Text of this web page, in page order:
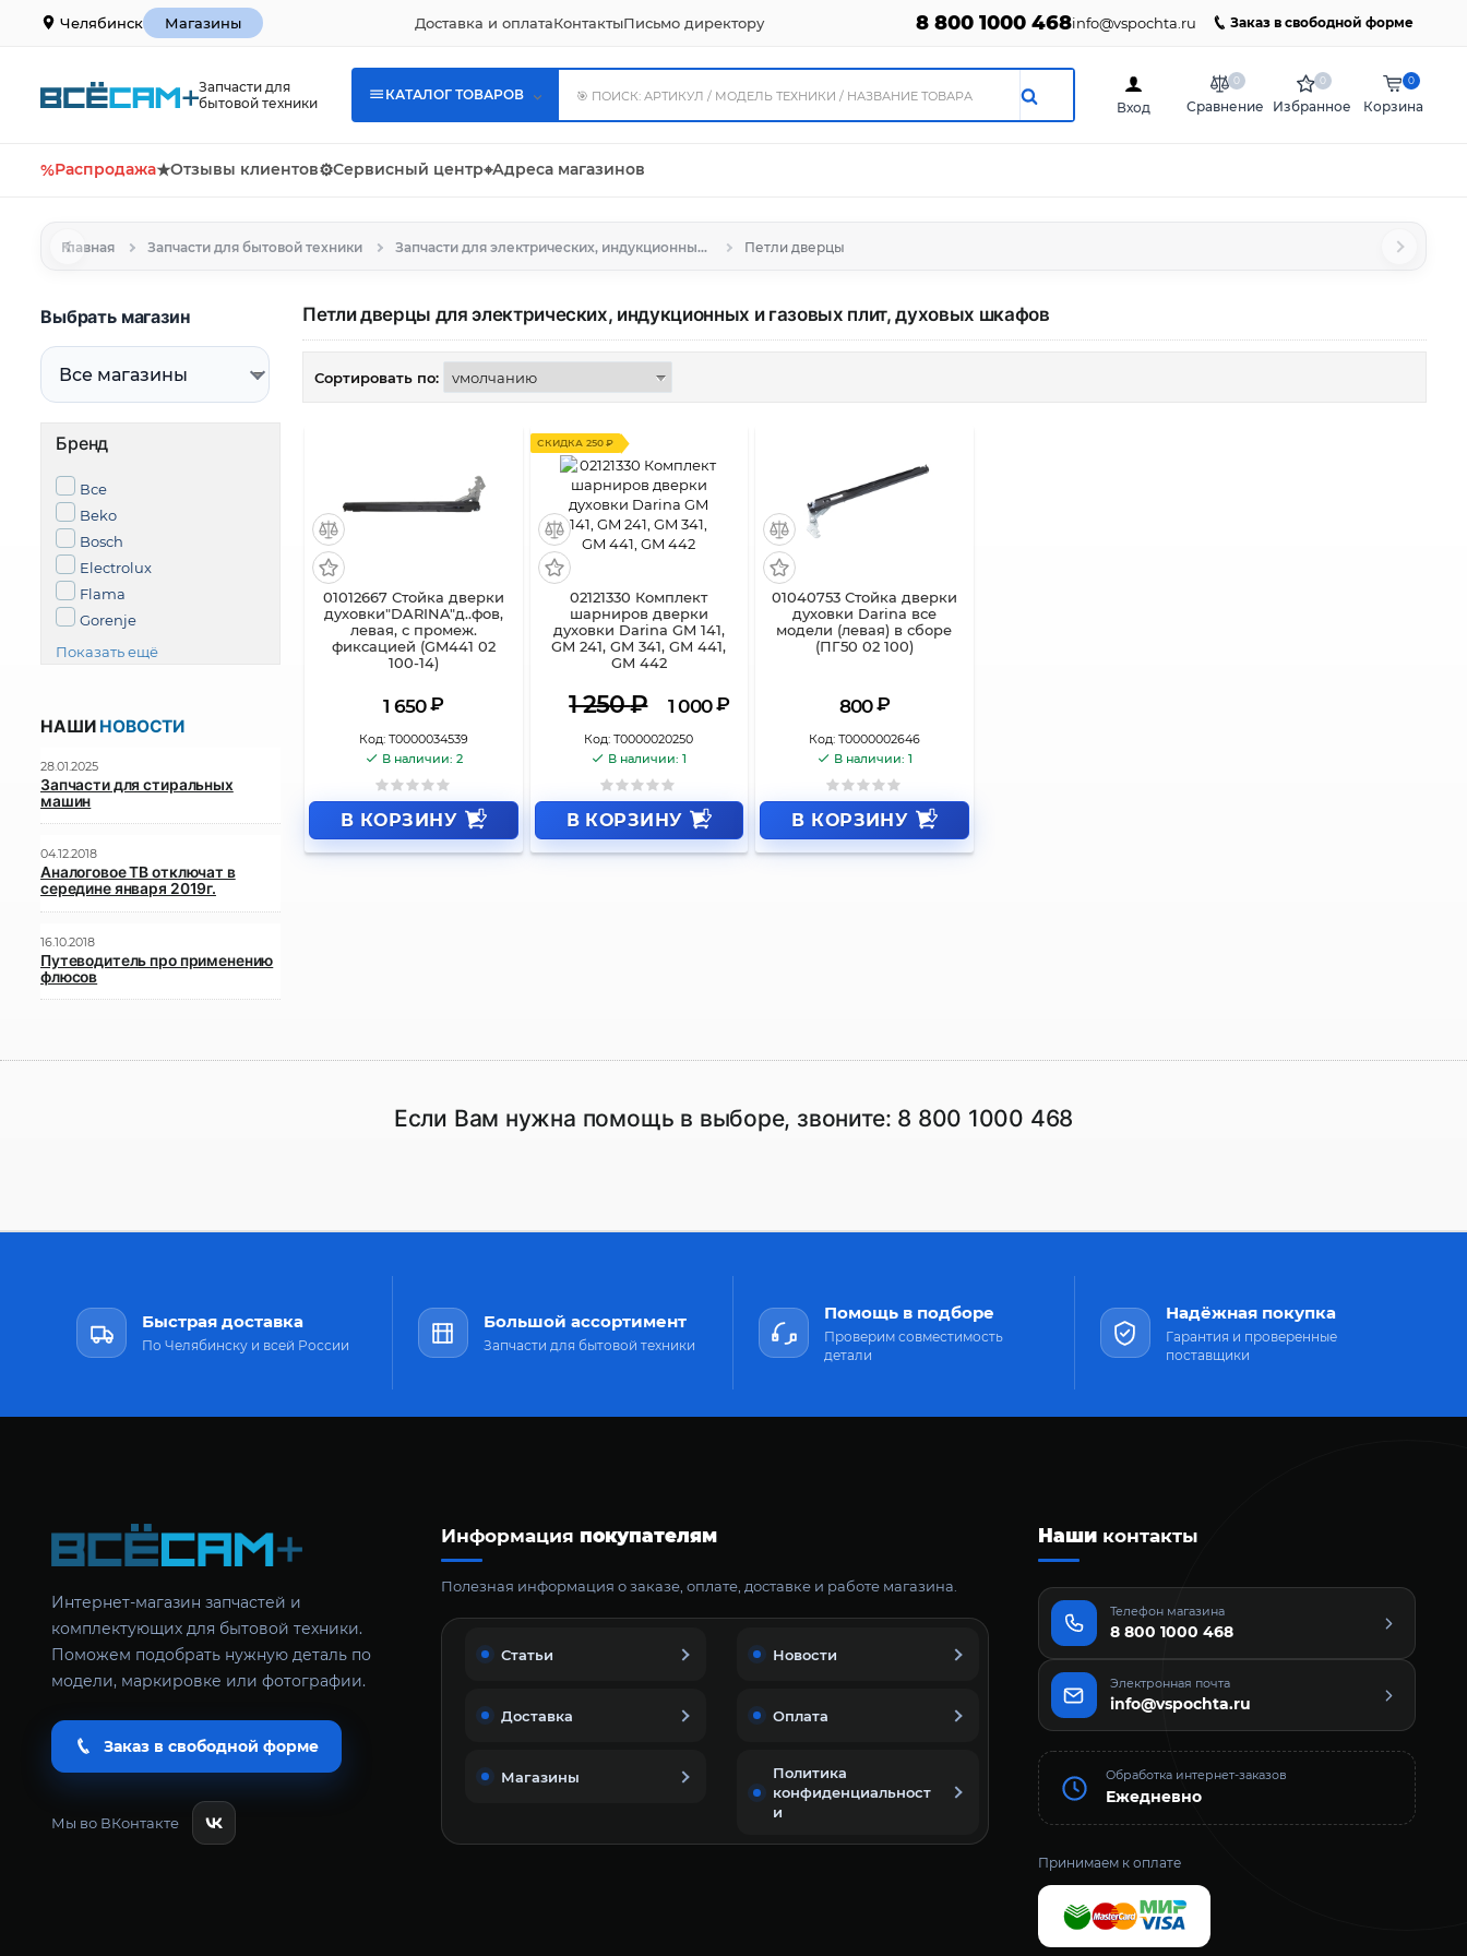
Челябинск Магазины Доставка и оплатаКонтактыПисьмо директору 8 800 1000 468info@vspochta.ru Заказ в свободной форме
Запчасти для
бытовой техники
КАТАЛОГ ТОВАРОВ
Вход Сравнение
0
Избранное
0
Корзина
0
%Распродажа★Отзывы клиентов⚙Сервисный центр⌖Адреса магазинов
Главная Запчасти для бытовой техники Запчасти для электрических, индукционных и газовых плит, духовых шкафов Петли дверцы
Выбрать магазин
Бренд
Все
Beko
Bosch
Electrolux
Flama
Gorenje
Показать ещё
Петли дверцы для электрических, индукционных и газовых плит, духовых шкафов
Сортировать по:
01012667 Стойка дверки
духовки"DARINA"д..фов,
левая, с промеж.
фиксацией (GM441 02
100-14)
1 650 ₽
Код: Т0000034539
В наличии: 2
В КОРЗИНУ
СКИДКА 250 ₽
02121330 Комплект
шарниров дверки
духовки Darina GM 141,
GM 241, GM 341, GM 441,
GM 442
1 250₽ 1 000 ₽
Код: Т0000020250
В наличии: 1
В КОРЗИНУ
01040753 Стойка дверки
духовки Darina все
модели (левая) в сборе
(ПГ50 02 100)
800 ₽
Код: Т0000002646
В наличии: 1
В КОРЗИНУ
НАШИ НОВОСТИ
28.01.2025
Запчасти для стиральных
машин
04.12.2018
Аналоговое ТВ отключат в
середине января 2019г.
16.10.2018
Путеводитель про применению
флюсов
Если Вам нужна помощь в выборе, звоните: 8 800 1000 468
Быстрая доставка
По Челябинску и всей России
Большой ассортимент
Запчасти для бытовой техники
Помощь в подборе
Проверим совместимость
детали
Надёжная покупка
Гарантия и проверенные
поставщики
Интернет-магазин запчастей и
комплектующих для бытовой техники.
Поможем подобрать нужную деталь по
модели, маркировке или фотографии.
Заказ в свободной форме
Мы во ВКонтакте
Информация покупателям
Полезная информация о заказе, оплате, доставке и работе магазина.
Статьи Новости
Доставка Оплата
Магазины
Политика
конфиденциальност
и
Нашиконтакты
Телефон магазина
8 800 1000 468
Электронная почта
info@vspochta.ru
Обработка интернет-заказов
Ежедневно
Принимаем к оплате